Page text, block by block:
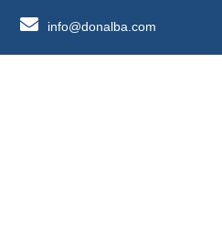
info@donalba.com